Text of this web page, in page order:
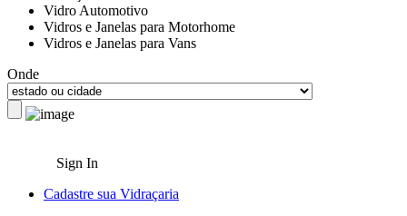
Vidro Automotivo
Vidros e Janelas para Motorhome
Vidros e Janelas para Vans
Onde
Sign In
Cadastre sua Vidraçaria